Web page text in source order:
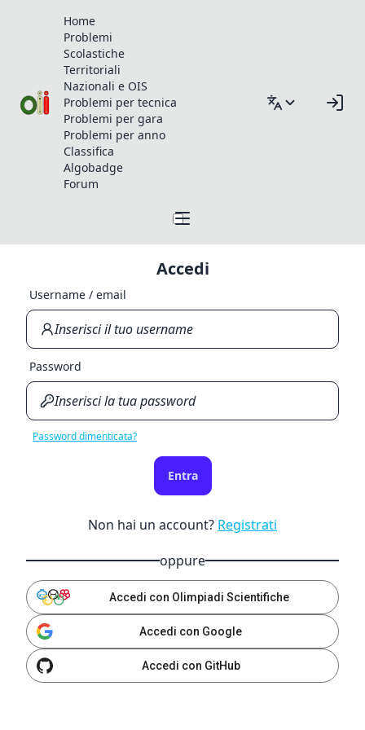
Home
Problemi
Scolastiche
Territoriali
Nazionali e OIS
Problemi per tecnica
Problemi per gara
Problemi per anno
Classifica
Algobadge
Forum
Accedi
Username / email
Password
Password dimenticata?
Entra
Non hai un account? Registrati
oppure
Accedi con Olimpiadi Scientifiche
Accedi con Google
Accedi con GitHub